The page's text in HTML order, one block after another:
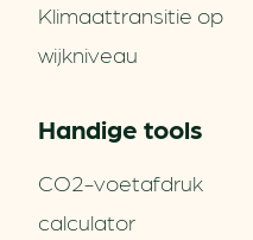
Klimaattransitie op
wijkniveau
Handige tools
CO2-voetafdruk
calculator